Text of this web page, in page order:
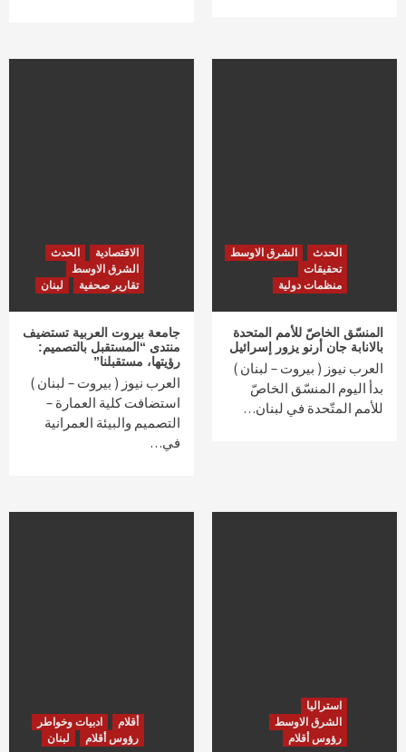
الحدث
الشرق الاوسط
تحقيقات
منظمات دولية
المنسّق الخاصّ للأمم المتحدة
بالانابة جان أرنو يزور إسرائيل
العرب نيوز ( بيروت – لبنان )
بدأ اليوم المنسّق الخاصّ
للأمم المتّحدة في لبنان…
الاقتصادية
الحدث
الشرق الاوسط
تقارير صحفية
لبنان
جامعة بيروت العربية تستضيف
منتدى “المستقبل بالتصميم:
رؤيتها، مستقبلنا”
العرب نيوز ( بيروت – لبنان )
استضافت كلية العمارة –
التصميم والبيئة العمرانية
في…
استراليا
الشرق الاوسط
رؤوس أقلام
أقلام
ادبيات وخواطر
رؤوس أقلام
لبنان